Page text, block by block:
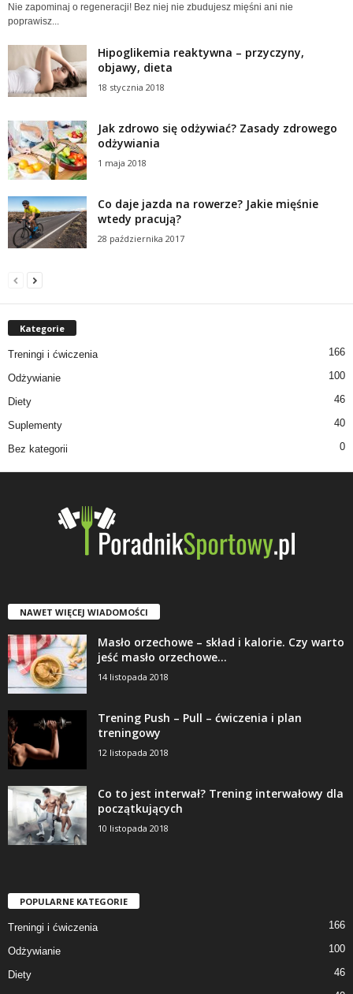
Nie zapominaj o regeneracji! Bez niej nie zbudujesz mięśni ani nie
poprawisz...
Hipoglikemia reaktywna – przyczyny,
objawy, dieta
18 stycznia 2018
Jak zdrowo się odżywiać? Zasady zdrowego
odżywiania
1 maja 2018
Co daje jazda na rowerze? Jakie mięśnie
wtedy pracują?
28 października 2017
Kategorie
Treningi i ćwiczenia 166
Odżywianie 100
Diety 46
Suplementy 40
Bez kategorii 0
NAWET WIĘCEJ WIADOMOŚCI
Masło orzechowe – skład i kalorie. Czy warto
jeść masło orzechowe...
14 listopada 2018
Trening Push – Pull – ćwiczenia i plan
treningowy
12 listopada 2018
Co to jest interwał? Trening interwałowy dla
początkujących
10 listopada 2018
POPULARNE KATEGORIE
Treningi i ćwiczenia 166
Odżywianie 100
Diety 46